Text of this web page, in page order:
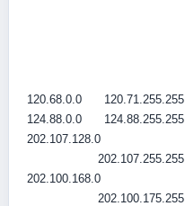
120.68.0.0
120.71.255.255
124.88.0.0
124.88.255.255
202.107.128.0
202.107.255.255
202.100.168.0
202.100.175.255